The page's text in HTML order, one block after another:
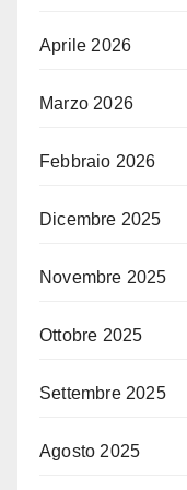
Aprile 2026
Marzo 2026
Febbraio 2026
Dicembre 2025
Novembre 2025
Ottobre 2025
Settembre 2025
Agosto 2025